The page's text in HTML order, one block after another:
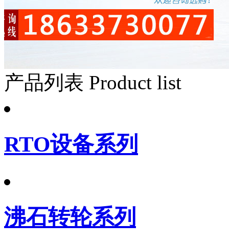
产品列表 Product list
RTO设备系列
沸石转轮系列